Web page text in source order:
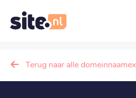
Terug naar alle